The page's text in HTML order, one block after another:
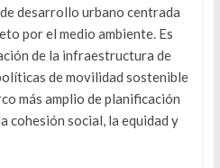
desarrollo urbano centrada
por el medio ambiente. Es
de la infraestructura de
de movilidad sostenible
más amplio de planificación
cohesión social, la equidad y